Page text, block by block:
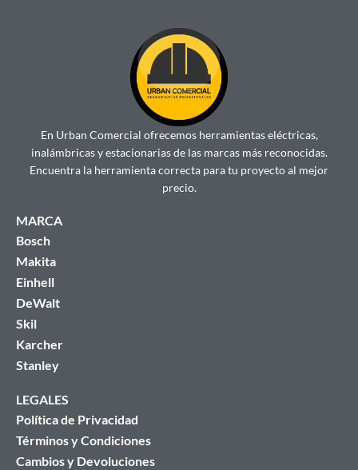
En Urban Comercial ofrecemos herramientas eléctricas,
inalámbricas y estacionarias de las marcas más reconocidas.
Encuentra la herramienta correcta para tu proyecto al mejor
precio.
MARCA
Bosch
Makita
Einhell
DeWalt
Skil
Karcher
Stanley
LEGALES
Política de Privacidad
Términos y Condiciones
Cambios y Devoluciones